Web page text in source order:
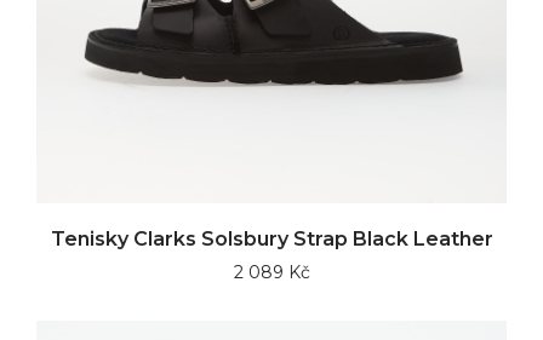
Tenisky Clarks Solsbury Strap Black Leather
2 089 Kč